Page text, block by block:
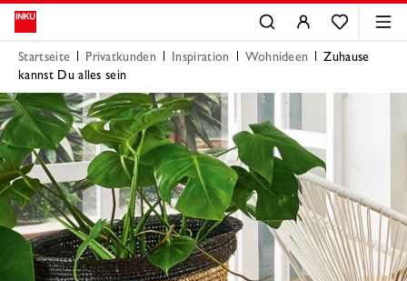
Startseite Privatkunden Inspiration Wohnideen
Zuhause
kannst Du alles sein